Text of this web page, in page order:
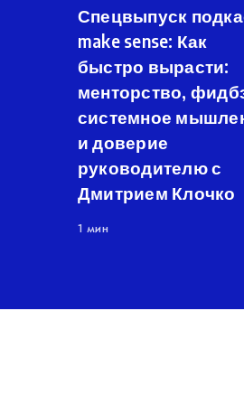
Спецвыпуск
make sense: Как
быстро вырасти:
менторство,
системное
и доверие
руководителю с
Дмитрием Клочко
1 мин